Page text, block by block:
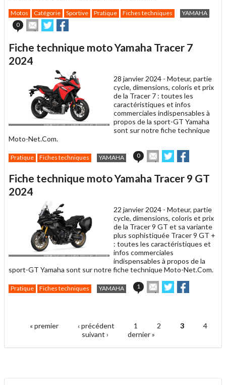
Motos Catégorie Sportive Pratique Fiches techniques
YAMAHA
0
Envoyer
cet
à
un
ami
Partager
sur sur
Fiche technique moto Yamaha Tracer 7
2024
28 janvier 2024 - Moteur, partie
cycle, dimensions, coloris et prix
de la Tracer 7 : toutes les
caractéristiques et infos
commerciales indispensables à
propos de la sport-GT Yamaha
sont sur notre fiche technique
Moto-Net.Com.
Pratique Fiches techniques YAMAHA 0
Envoyer
cet
à
Partager
sur sur
Fiche technique moto Yamaha Tracer 9 GT
2024
22 janvier 2024 - Moteur, partie
cycle, dimensions, coloris et prix
de la Tracer 9 GT et sa variante
plus sophistiquée Tracer 9 GT +
: toutes les caractéristiques et
infos commerciales
indispensables à propos de la
sport-GT Yamaha sont sur notre fiche technique Moto-Net.Com.
Pratique Fiches techniques YAMAHA 1
Envoyer
cet
ami
Partager
sur sur
Pages« premier ‹ précédent 1 2 3
4
suivant ›
dernier »